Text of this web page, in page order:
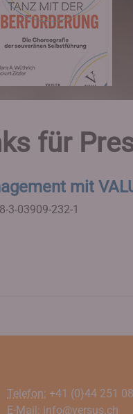
für
mit
3-03909-232-1
Telefon: +41 (0)44 251
E-Mail: info@versus.ch